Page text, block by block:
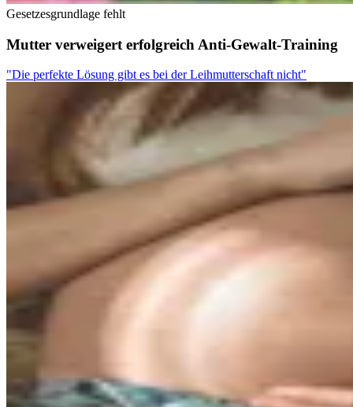
Gesetzesgrundlage fehlt
Mutter verweigert erfolgreich Anti-Gewalt-Training
"Die perfekte Lösung gibt es bei der Leihmutterschaft nicht"